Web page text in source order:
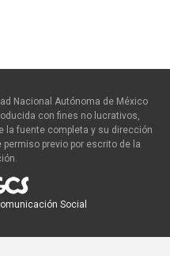
Nacional Autónoma de México
con fines no lucrativos,
la fuente completa y su dirección
previo por escrito de la
Social